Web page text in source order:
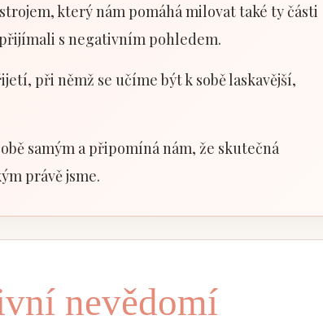
který nám pomáhá milovat také ty části
s negativním pohledem.
při němž se učíme být k sobě laskavější,
samým a připomíná nám, že skutečná
právě jsme.
nevědomí